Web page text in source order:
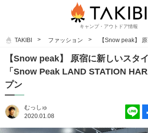
キャンプ・アウトドア情報
TAKIBI ファッション 【Snow peak】
【Snow peak】 原宿に新しいスタ
「Snow Peak LAND STATION
プン
むっしゅ
2020.01.08